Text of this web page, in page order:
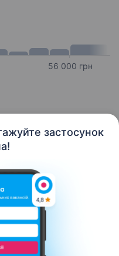
застосунок
56 000 грн